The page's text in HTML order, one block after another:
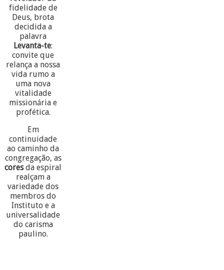
fidelidade de
Deus, brota
decidida a
palavra
Levanta-te:
convite que
relança a nossa
vida rumo a
uma nova
vitalidade
missionária e
profética.
Em
continuidade
ao caminho da
congregação, as
coresda espiral
realçam a
variedade dos
membros do
Instituto e a
universalidade
do carisma
paulino.